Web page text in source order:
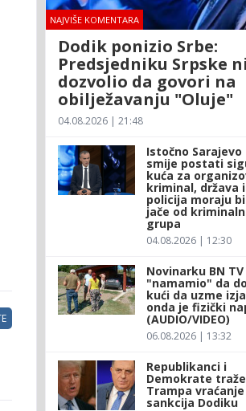
NAJVIŠE KOMENTARA
Dodik ponizio Srbe:
Predsjedniku Srpske
dozvolio da govori na
obilježavanju "Oluje"
04.08.2026 | 21:48
Istočno Sarajevo
smije postati
kuća za
kriminal, država i
policija moraju
jače od
grupa
04.08.2026 | 12:30
Novinarku BN TV
"namamio" da
kući da uzme
onda je fizički
(AUDIO/VIDEO)
06.08.2026 | 13:32
Republikanci i
Demokrate
Trampa vraćanje
sankcija Dodiku